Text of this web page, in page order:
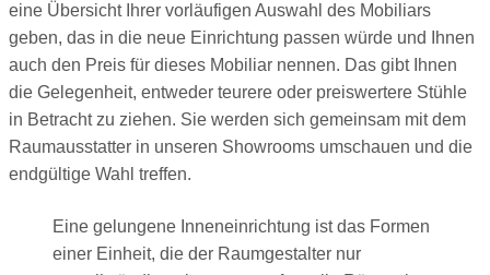
eine Übersicht Ihrer vorläufigen Auswahl des Mobiliars
geben, das in die neue Einrichtung passen würde und Ihnen
auch den Preis für dieses Mobiliar nennen. Das gibt Ihnen
die Gelegenheit, entweder teurere oder preiswertere Stühle
in Betracht zu ziehen. Sie werden sich gemeinsam mit dem
Raumausstatter in unseren Showrooms umschauen und die
endgültige Wahl treffen.
Eine gelungene Inneneinrichtung ist das Formen
einer Einheit, die der Raumgestalter nur